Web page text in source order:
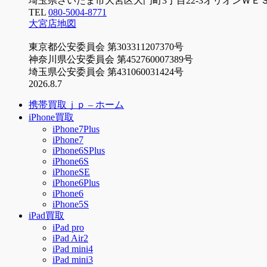
TEL 080-5004-8771
大宮店地図
東京都公安委員会 第303311207370号
神奈川県公安委員会 第452760007389号
埼玉県公安委員会 第431060031424号
2026.8.7
携帯買取ｊｐ – ホーム
iPhone買取
iPhone7Plus
iPhone7
iPhone6SPlus
iPhone6S
iPhoneSE
iPhone6Plus
iPhone6
iPhone5S
iPad買取
iPad pro
iPad Air2
iPad mini4
iPad mini3